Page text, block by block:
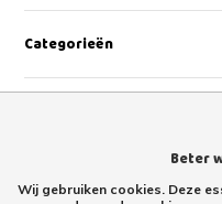
Categorieën
Beter
Wij gebruiken cookies. Deze